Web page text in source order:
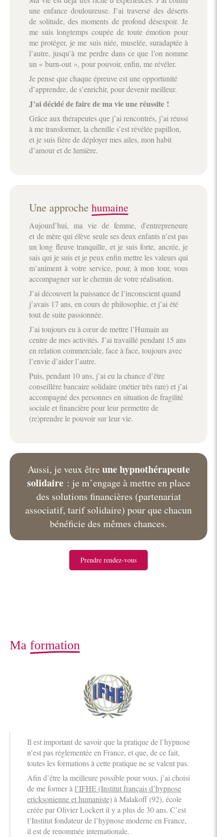
une enfance douloureuse. J’ai traversé des déserts
de solitude, des moments de profond désespoir. Je
me suis longtemps coupée de toute émotion pour
me protéger, je me suis niée, muselée, suradaptée à
l’autre, jusqu’à me perdre dans ce que l’on nomme
un « burn-out », pour pouvoir, enfin, me révéler.
Je pense que chaque épreuve est une opportunité
d’apprendre, de s’enrichir, pour devenir meilleur.
J’ai décidé de faire de ma vie une réussite !
Grâce aux thérapeutes que j’ai rencontrés, j’ai réussi
à me transformer, la chenille s’est révélée papillon,
et je suis fière de déployer mes ailes, mon habit
d’amour et de lumière.
Une approche humaine
Aujourd’hui, ma vie de femme, d'entrepreneure
et de mère qui élève seule ses deux enfants n’est pas
un long fleuve tranquille, et je suis forte, ancrée, je
sais qui je suis et je peux enfin mettre les valeurs qui
m’animent à votre service, pour, à mon tour, vous
accompagner sur le chemin de votre réalisation.
J’ai découvert la puissance de l’inconscient quand
j’avais 17 ans, en cours de philosophie, et j’ai été
tout de suite passionnée.
J’ai toujours eu à cœur de mettre l’Humain au
centre de mes activités. J’ai travaillé pendant 15 ans
en relation commerciale, face à face, toujours avec
l’envie d’aider l’autre.
Puis, pendant 10 ans, j’ai eu la chance d’être
conseillère bancaire solidaire (métier très rare) et j’ai
accompagné des personnes en situation de fragilité
sociale et financière pour leur permettre de
(re)prendre le pouvoir sur leur vie.
Aussi, je veux être une hypnothérapeute
solidaire: je m’engage à mettre en place
des solutions financières (partenariat
associatif, tarif solidaire) pour que chacun
bénéficie des mêmes chances.
Prendre rendez-vous
Ma formation
Il est important de savoir que la pratique de l’hypnose
n’est pas réglementée en France, et que, de ce fait,
toutes les formations à cette pratique ne se valent pas.
Afin d’être la meilleure possible pour vous, j’ai choisi
de me former à l’IFHE (Institut français d’hypnose
ericksonienne et humaniste)à Malakoff (92), école
créée par Olivier Lockert il y a plus de 30 ans. C’est
l’Institut fondateur de l’hypnose moderne en France,
il est de renommée internationale.